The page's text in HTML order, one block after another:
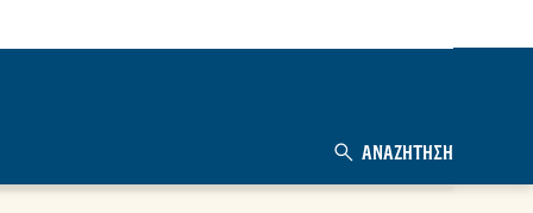
ΑΝΑΖΉΤΗΣΗ